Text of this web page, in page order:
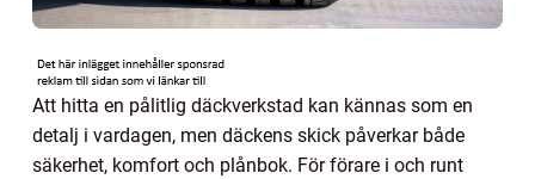
Att hitta en pålitlig däckverkstad kan kännas som en
detalj i vardagen, men däckens skick påverkar både
säkerhet, komfort och plånbok. För förare i och runt